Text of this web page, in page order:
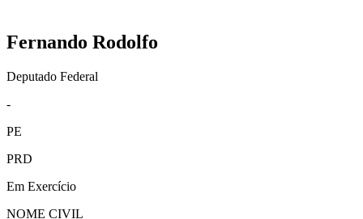
Fernando Rodolfo
Deputado Federal
-
PE
PRD
Em Exercício
NOME CIVIL